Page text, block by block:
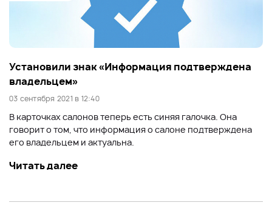
Установили знак «Информация подтверждена
владельцем»
03 сентября 2021 в 12:40
В карточках салонов теперь есть синяя галочка. Она
говорит о том, что информация о салоне подтверждена
его владельцем и актуальна.
Читать далее